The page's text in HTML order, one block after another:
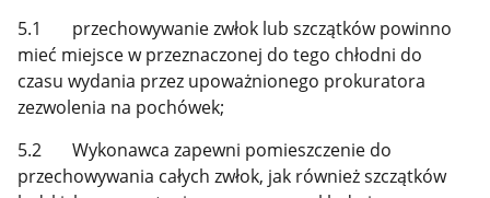
5.1 przechowywanie zwłok lub szczątków powinno
mieć miejsce w przeznaczonej do tego chłodni do
czasu wydania przez upoważnionego prokuratora
zezwolenia na pochówek;
5.2 Wykonawca zapewni pomieszczenie do
przechowywania całych zwłok, jak również szczątków